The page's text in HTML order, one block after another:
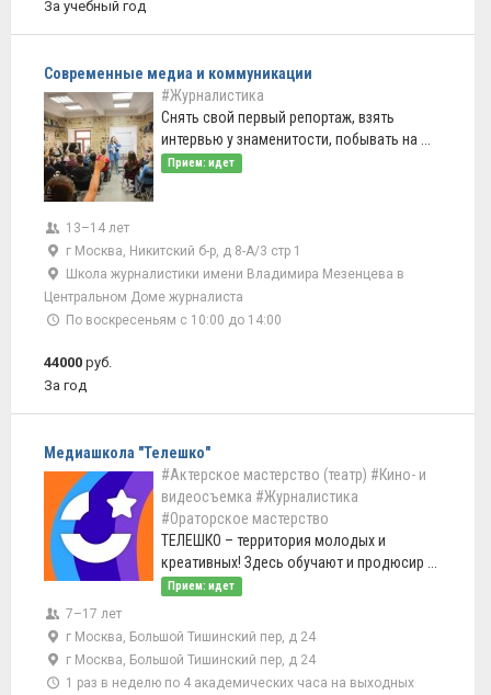
За учебный год
Современные медиа и коммуникации
#Журналистика
Снять свой первый репортаж, взять
интервью у знаменитости, побывать на ...
Прием: идет
13–14 лет
г Москва, Никитский б-р, д 8-А/3 стр 1
Школа журналистики имени Владимира Мезенцева в
Центральном Доме журналиста
По воскресеньям с 10:00 до 14:00
44000 руб.
За год
Медиашкола "Телешко"
#Актерское мастерство (театр) #Кино- и
видеосъемка #Журналистика
#Ораторское мастерство
ТЕЛЕШКО – территория молодых и
креативных! Здесь обучают и продюсир ...
Прием: идет
7–17 лет
г Москва, Большой Тишинский пер, д 24
г Москва, Большой Тишинский пер, д 24
1 раз в неделю по 4 академических часа на выходных